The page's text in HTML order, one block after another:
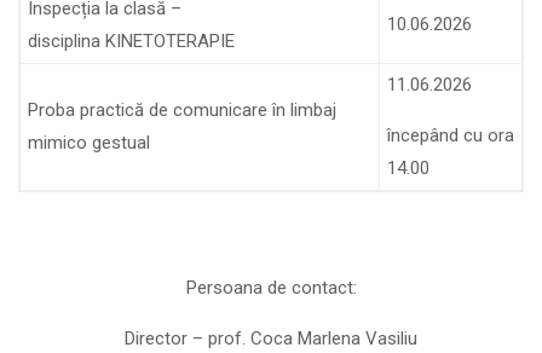
Inspecția la clasă –
disciplina KINETOTERAPIE
10.06.2026
Proba practică de comunicare în limbaj
mimico gestual
11.06.2026
începând cu ora
14.00
Persoana de contact:
Director – prof. Coca Marlena Vasiliu